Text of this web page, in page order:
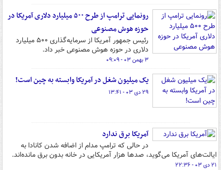
رونمایی ترامپ از طرح ۵۰۰ میلیارد دلاری آمریکا در
حوزه هوش مصنوعی
رئیس جمهور آمریکا از سرمایه‌گذاری ۵۰۰ میلیارد
دلاری در حوزه هوش مصنوعی خبر داد.
۳ بهمن ۰۳ - ۰۹:۰۹
یک میلیون شغل در آمریکا وابسته به چین است!
۲۹ دی ۰۳ - ۱۳:۴۱
آمریکا برق ندارد
در حالی‌ که ترامپ مدام از اضافه شدن کانادا به
ایالت‌های آمریکا می‌گوید، صدها هزار آمریکایی در خانه بدون برق مانده‌اند.
۲۱ دی ۰۳ - ۲۲:۳۶